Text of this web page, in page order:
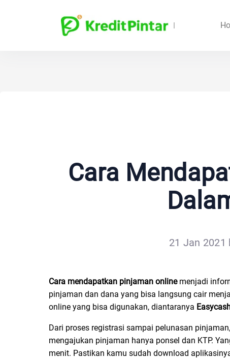
Cara
21 Jan 2021
Cara mendapatkan pinjaman online menjadi
pinjaman dan dana yang bisa langsung cair
online yang bisa digunakan, diantaranya
Dari proses registrasi sampai pelunasan
mengajukan pinjaman hanya ponsel dan KTP.
menit. Pastikan kamu sudah download